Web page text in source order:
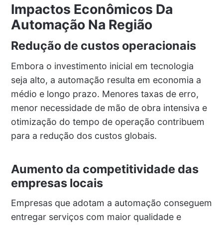
Impactos Econômicos Da
Automação Na Região
Redução de custos operacionais
Embora o investimento inicial em tecnologia
seja alto, a automação resulta em economia a
médio e longo prazo. Menores taxas de erro,
menor necessidade de mão de obra intensiva e
otimização do tempo de operação contribuem
para a redução dos custos globais.
Aumento da competitividade das
empresas locais
Empresas que adotam a automação conseguem
entregar serviços com maior qualidade e